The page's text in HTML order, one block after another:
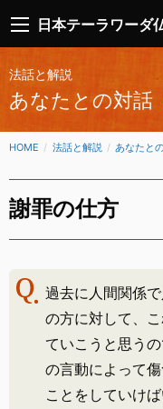
日本テーラワーダ
法話と解説
あなたとの対話
HOME 法話と解説 あなたと
謝罪の仕方
過去に人間関係
の方に対して、
ていこうと思う
の言動によって
ことをしていけ